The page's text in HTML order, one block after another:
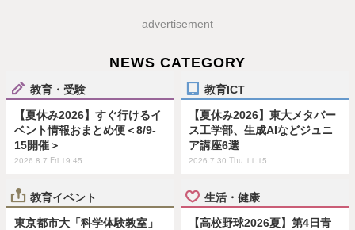
advertisement
NEWS CATEGORY
教育・受験
【夏休み2026】すぐ行けるイ
ベント情報おまとめ便＜8/9-
15開催＞
2026.8.7 Fri 19:45
教育ICT
【夏休み2026】東大メタバー
ス工学部、生成AIなどジュニ
ア講座6選
2026.7.30 Thu 11:15
教育イベント
東京都市大「科学体験教室」
生活・健康
【高校野球2026夏】第4日青